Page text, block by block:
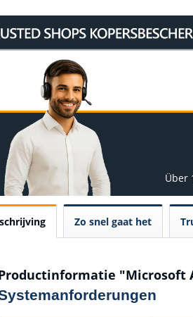
Über
Zo snel gaat het
"Microsoft